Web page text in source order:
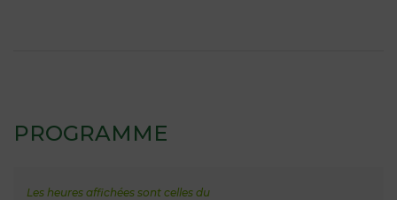
PROGRAMME
Les heures affichées sont celles du